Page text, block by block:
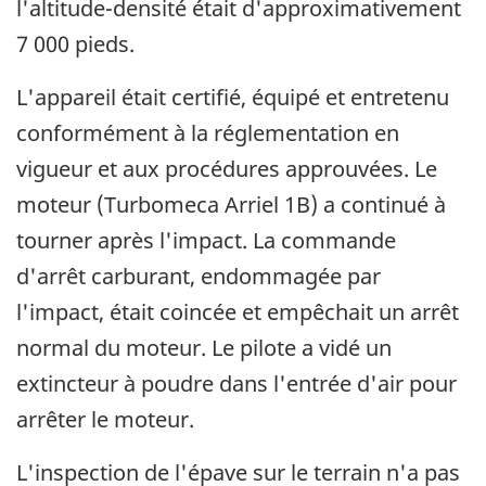
l'altitude-densité était d'approximativement
7 000 pieds.
L'appareil était certifié, équipé et entretenu
conformément à la réglementation en
vigueur et aux procédures approuvées. Le
moteur (Turbomeca Arriel 1B) a continué à
tourner après l'impact. La commande
d'arrêt carburant, endommagée par
l'impact, était coincée et empêchait un arrêt
normal du moteur. Le pilote a vidé un
extincteur à poudre dans l'entrée d'air pour
arrêter le moteur.
L'inspection de l'épave sur le terrain n'a pas